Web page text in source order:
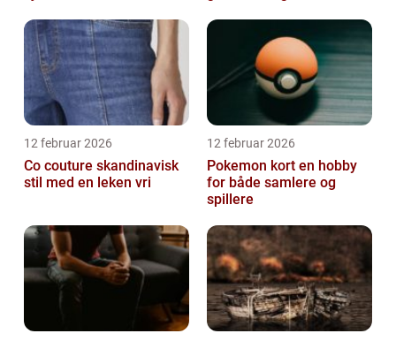
12 februar 2026
Co couture skandinavisk
stil med en leken vri
12 februar 2026
Pokemon kort en hobby
for både samlere og
spillere